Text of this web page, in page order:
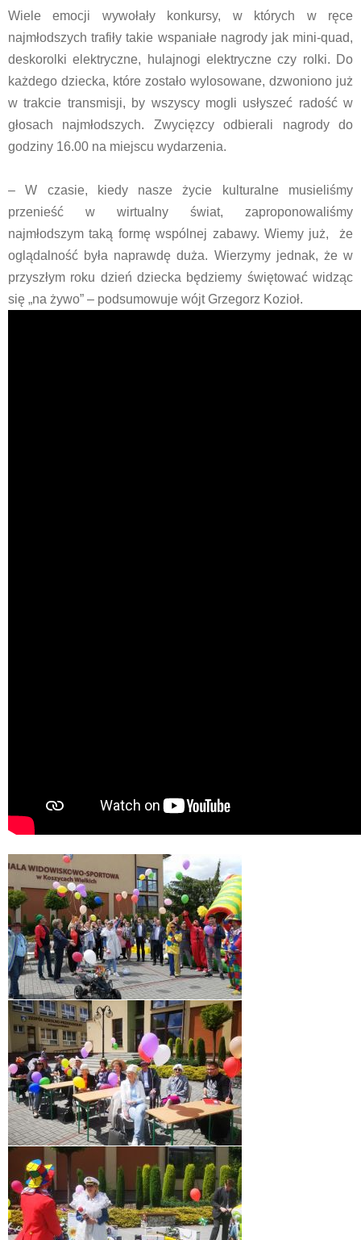
Wiele emocji wywołały konkursy, w których w ręce
najmłodszych trafiły takie wspaniałe nagrody jak mini-quad,
deskorolki elektryczne, hulajnogi elektryczne czy rolki. Do
każdego dziecka, które zostało wylosowane, dzwoniono już
w trakcie transmisji, by wszyscy mogli usłyszeć radość w
głosach najmłodszych. Zwycięzcy odbierali nagrody do
godziny 16.00 na miejscu wydarzenia.
– W czasie, kiedy nasze życie kulturalne musieliśmy
przenieść w wirtualny świat, zaproponowaliśmy
najmłodszym taką formę wspólnej zabawy. Wiemy już, że
oglądalność była naprawdę duża. Wierzymy jednak, że w
przyszłym roku dzień dziecka będziemy świętować widząc
się „na żywo” – podsumowuje wójt Grzegorz Kozioł.